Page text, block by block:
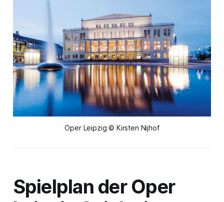
Oper Leipzig © Kirsten Nijhof
Spielplan der Oper